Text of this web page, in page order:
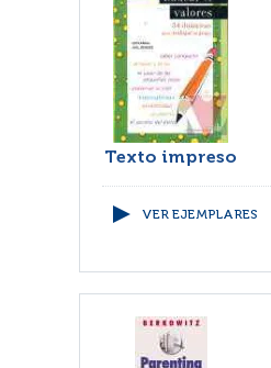
Texto impreso
VER EJEMPLARES